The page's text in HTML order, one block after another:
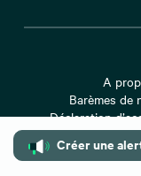
Créer une
A
Barèmes de
Déclaration